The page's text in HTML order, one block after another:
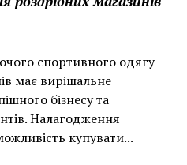
спортивного одягу
має вирішальне
бізнесу та
Налагодження
купувати...